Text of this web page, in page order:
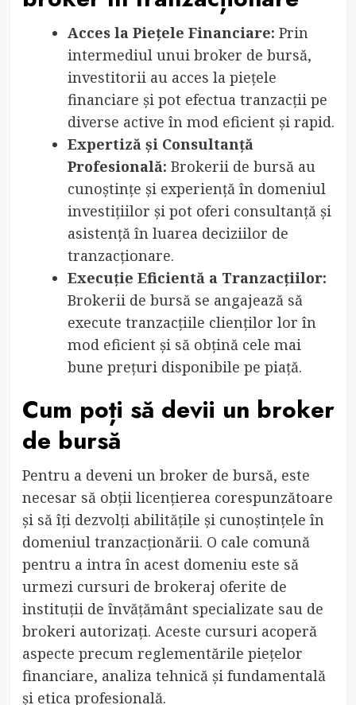
Acces la Piețele Financiare: Prin
intermediul unui broker de bursă,
investitorii au acces la piețele
financiare și pot efectua tranzacții pe
diverse active în mod eficient și rapid.
Expertiză și Consultanță
Profesională: Brokerii de bursă au
cunoștințe și experiență în domeniul
investițiilor și pot oferi consultanță și
asistență în luarea deciziilor de
tranzacționare.
Execuție Eficientă a Tranzacțiilor:
Brokerii de bursă se angajează să
execute tranzacțiile clienților lor în
mod eficient și să obțină cele mai
bune prețuri disponibile pe piață.
Cum poți să devii un broker
de bursă
Pentru a deveni un broker de bursă, este
necesar să obții licențierea corespunzătoare
și să îți dezvolți abilitățile și cunoștințele în
domeniul tranzacționării. O cale comună
pentru a intra în acest domeniu este să
urmezi cursuri de brokeraj oferite de
instituții de învățământ specializate sau de
brokeri autorizați. Aceste cursuri acoperă
aspecte precum reglementările piețelor
financiare, analiza tehnică și fundamentală
și etica profesională.